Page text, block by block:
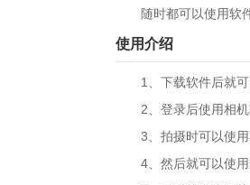
随时都可以使用软件
使用介绍
1、下载软件后就可
2、登录后使用相机
3、拍摄时可以使用
4、然后就可以使用